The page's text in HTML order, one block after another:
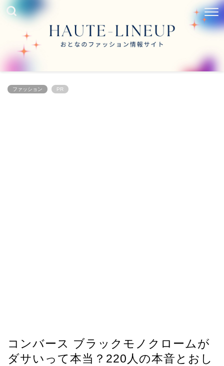
ファッション PR
コンバース ブラックモノクロームが
ダサいって本当？220人の本音とおし